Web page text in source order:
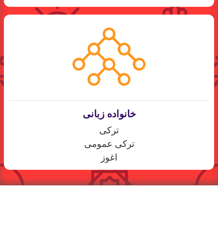
خانواده زبانی
ترکی
ترکی عمومی
اغوز